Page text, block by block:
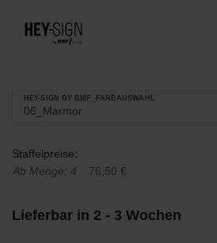
HEY-SIGN BY BMF_FARBAUSWAHL
Staffelpreise:
Ab Menge: 4
76,50 €
Lieferbar in 2 - 3 Wochen